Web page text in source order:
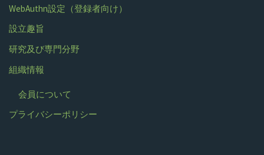
WebAuthn設定（登録者向け）
設立趣旨
研究及び専門分野
組織情報
会員について
プライバシーポリシー